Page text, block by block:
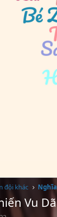
đội khác
Vu